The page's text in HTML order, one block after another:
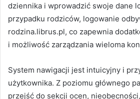
dziennika i wprowadzić swoje dane
przypadku rodziców, logowanie
rodzina.librus.pl, co zapewnia
i możliwość zarządzania wieloma
System nawigacji jest intuicyjny i
użytkownika. Z poziomu głównego
przejść do sekcji ocen,